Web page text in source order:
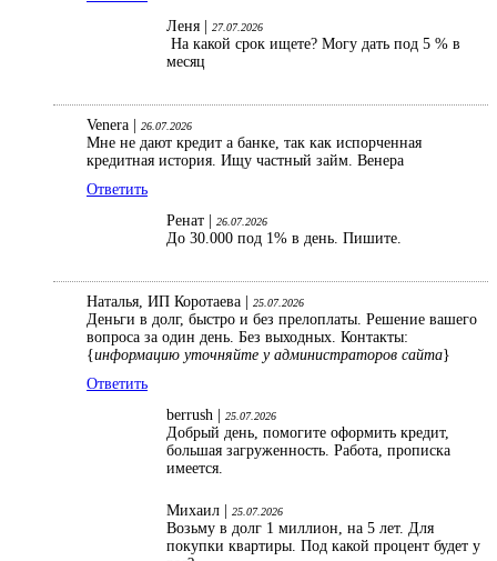
Леня |
27.07.2026
На какой срок ищете? Могу дать под 5 % в
месяц
Venera | 26.07.2026
Мне не дают кредит а банке, так как испорченная
кредитная история. Ищу частный займ. Венера
Ответить
Ренат |
26.07.2026
До 30.000 под 1% в день. Пишите.
Наталья, ИП Коротаева | 25.07.2026
Деньги в долг, быстро и без прелоплаты. Решение вашего
вопроса за один день. Без выходных. Контакты:
{информацию уточняйте у администраторов сайта}
Ответить
berrush |
25.07.2026
Добрый день, помогите оформить кредит,
большая загруженность. Работа, прописка
имеется.
Михаил | 25.07.2026
Возьму в долг 1 миллион, на 5 лет. Для
покупки квартиры. Под какой процент будет у